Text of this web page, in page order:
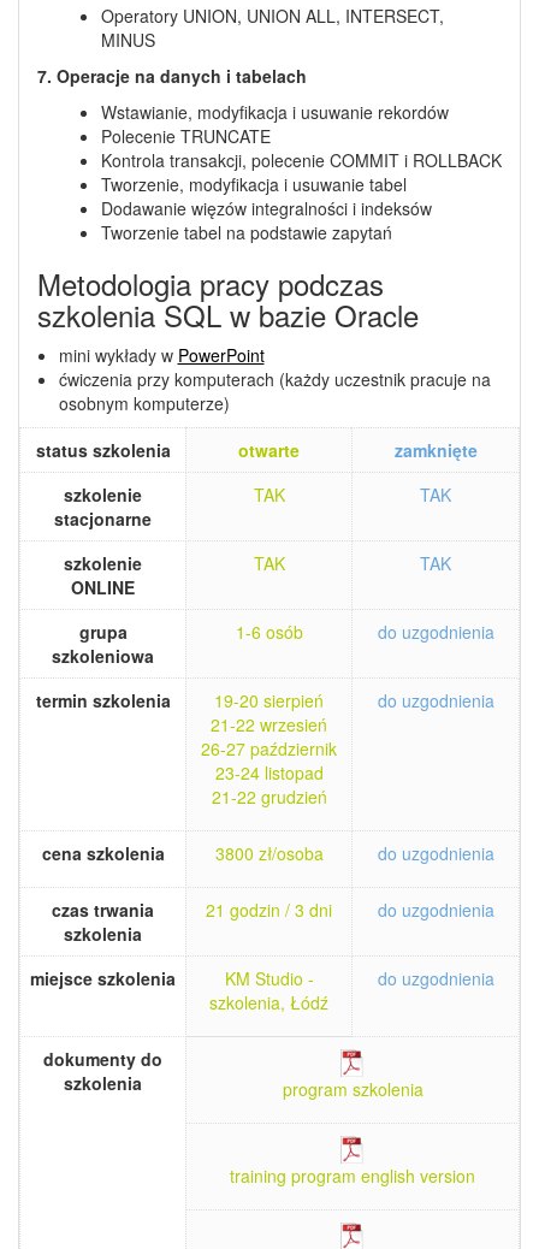
Operatory UNION, UNION ALL, INTERSECT,
MINUS
7. Operacje na danych i tabelach
Wstawianie, modyfikacja i usuwanie rekordów
Polecenie TRUNCATE
Kontrola transakcji, polecenie COMMIT i ROLLBACK
Tworzenie, modyfikacja i usuwanie tabel
Dodawanie więzów integralności i indeksów
Tworzenie tabel na podstawie zapytań
Metodologia pracy podczas
szkolenia SQL w bazie Oracle
mini wykłady w PowerPoint
ćwiczenia przy komputerach (każdy uczestnik pracuje na
osobnym komputerze)
status szkolenia
otwarte
zamknięte
szkolenie
stacjonarne
TAK TAK
szkolenie
ONLINE
TAK TAK
grupa
szkoleniowa
1-6 osób do uzgodnienia
termin szkolenia
19-20 sierpień
21-22 wrzesień
26-27 październik
23-24 listopad
21-22 grudzień
do uzgodnienia
cena szkolenia 3800 zł/osoba do uzgodnienia
czas trwania
szkolenia
21 godzin / 3 dni do uzgodnienia
miejsce szkolenia
KM Studio -
szkolenia, Łódź
do uzgodnienia
dokumenty do
szkolenia
program szkolenia
training program english version